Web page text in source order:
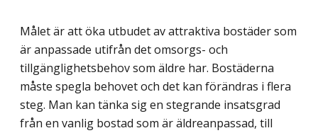
Målet är att öka utbudet av attraktiva bostäder som
är anpassade utifrån det omsorgs- och
tillgänglighetsbehov som äldre har. Bostäderna
måste spegla behovet och det kan förändras i flera
steg. Man kan tänka sig en stegrande insatsgrad
från en vanlig bostad som är äldreanpassad, till